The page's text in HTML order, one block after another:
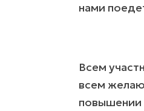
нами
Всем
всем
повышении